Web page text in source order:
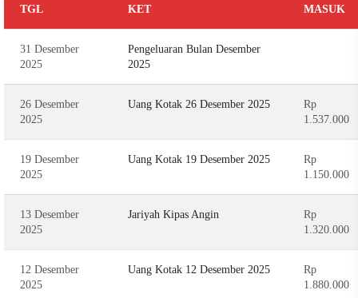
TGL KET MASUK
31 Desember
2025
Pengeluaran Bulan Desember
2025
26 Desember
2025
Uang Kotak 26 Desember 2025
Rp
1.537.000
19 Desember
2025
Uang Kotak 19 Desember 2025
Rp
1.150.000
13 Desember
2025
Jariyah Kipas Angin
Rp
1.320.000
12 Desember
2025
Uang Kotak 12 Desember 2025
Rp
1.880.000